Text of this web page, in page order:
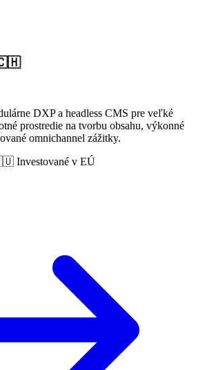
DXP a headless CMS pre veľké
prostredie na tvorbu obsahu, výkonné
omnichannel zážitky.
Investované v EÚ